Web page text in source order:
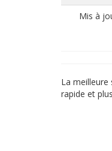
Mis à
La meilleure
rapide et